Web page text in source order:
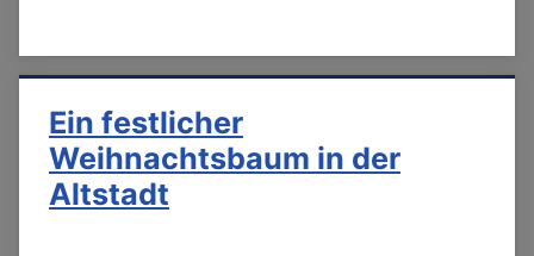
Ein festlicher
Weihnachtsbaum in der
Altstadt